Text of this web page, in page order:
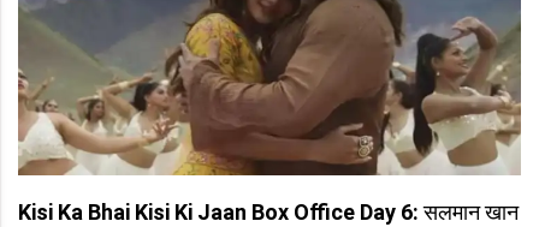
Kisi Ka Bhai Kisi Ki Jaan Box Office Day 6:सलमान खान